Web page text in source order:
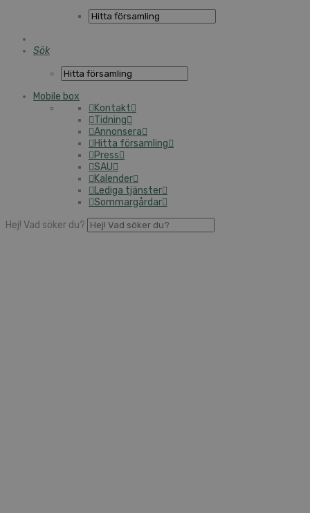
Sök
Mobile box
Kontakt
Tidning
Annonsera
Hitta församling
Press
SAU
Kalender
Lediga tjänster
Sommargårdar
Hej! Vad söker du?